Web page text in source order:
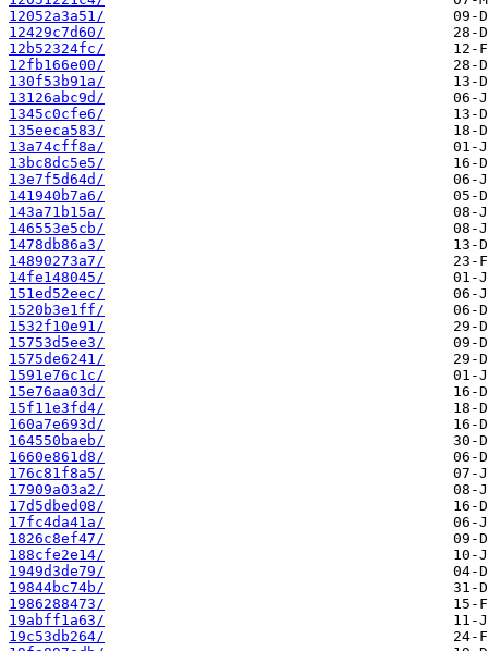
12052a3a51/
12429c7d60/
12b52324fc/
12fb166e00/
130f53b91a/
13126abc9d/
1345c0cfe6/
135eeca583/
13a74cff8a/
13bc8dc5e5/
13e7f5d64d/
141940b7a6/
143a71b15a/
146553e5cb/
1478db86a3/
14890273a7/
14fe148045/
151ed52eec/
1520b3e1ff/
1532f10e91/
15753d5ee3/
1575de6241/
1591e76c1c/
15e76aa03d/
15f11e3fd4/
160a7e693d/
164550baeb/
1660e861d8/
176c81f8a5/
17909a03a2/
17d5dbed08/
17fc4da41a/
1826c8ef47/
188cfe2e14/
1949d3de79/
19844bc74b/
1986288473/
19abff1a63/
19c53db264/